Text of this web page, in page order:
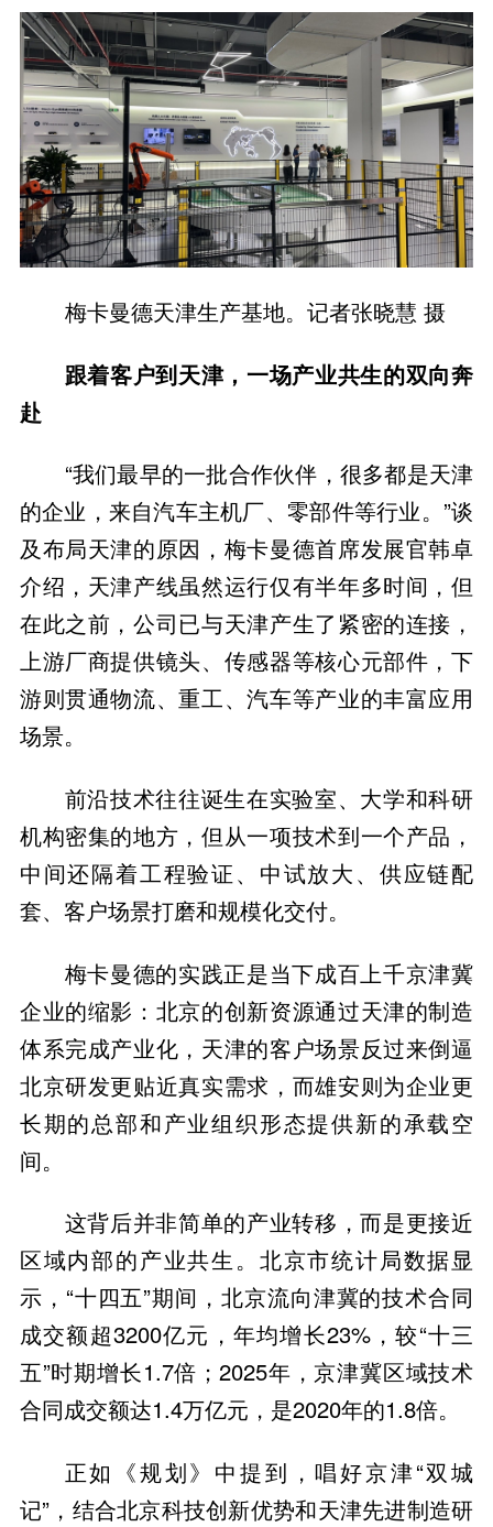
梅卡曼德天津生产基地。记者张晓慧 摄
跟着客户到天津，一场产业共生的双向奔
赴
“我们最早的一批合作伙伴，很多都是天津
的企业，来自汽车主机厂、零部件等行业。”谈
及布局天津的原因，梅卡曼德首席发展官韩卓
介绍，天津产线虽然运行仅有半年多时间，但
在此之前，公司已与天津产生了紧密的连接，
上游厂商提供镜头、传感器等核心元部件，下
游则贯通物流、重工、汽车等产业的丰富应用
场景。
前沿技术往往诞生在实验室、大学和科研
机构密集的地方，但从一项技术到一个产品，
中间还隔着工程验证、中试放大、供应链配
套、客户场景打磨和规模化交付。
梅卡曼德的实践正是当下成百上千京津冀
企业的缩影：北京的创新资源通过天津的制造
体系完成产业化，天津的客户场景反过来倒逼
北京研发更贴近真实需求，而雄安则为企业更
长期的总部和产业组织形态提供新的承载空
间。
这背后并非简单的产业转移，而是更接近
区域内部的产业共生。北京市统计局数据显
示，“十四五”期间，北京流向津冀的技术合同
成交额超3200亿元，年均增长23%，较“十三
五”时期增长1.7倍；2025年，京津冀区域技术
合同成交额达1.4万亿元，是2020年的1.8倍。
正如《规划》中提到，唱好京津“双城
记”，结合北京科技创新优势和天津先进制造研